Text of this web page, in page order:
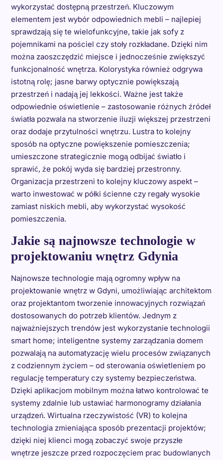
wykorzystać dostępną przestrzeń. Kluczowym
elementem jest wybór odpowiednich mebli – najlepiej
sprawdzają się te wielofunkcyjne, takie jak sofy z
pojemnikami na pościel czy stoły rozkładane. Dzięki nim
można zaoszczędzić miejsce i jednocześnie zwiększyć
funkcjonalność wnętrza. Kolorystyka również odgrywa
istotną rolę; jasne barwy optycznie powiększają
przestrzeń i nadają jej lekkości. Ważne jest także
odpowiednie oświetlenie – zastosowanie różnych źródeł
światła pozwala na stworzenie iluzji większej przestrzeni
oraz dodaje przytulności wnętrzu. Lustra to kolejny
sposób na optyczne powiększenie pomieszczenia;
umieszczone strategicznie mogą odbijać światło i
sprawić, że pokój wyda się bardziej przestronny.
Organizacja przestrzeni to kolejny kluczowy aspekt –
warto inwestować w półki ścienne czy regały wysokie
zamiast niskich mebli, aby wykorzystać wysokość
pomieszczenia.
Jakie są najnowsze technologie w
projektowaniu wnętrz Gdynia
Najnowsze technologie mają ogromny wpływ na
projektowanie wnętrz w Gdyni, umożliwiając architektom
oraz projektantom tworzenie innowacyjnych rozwiązań
dostosowanych do potrzeb klientów. Jednym z
najważniejszych trendów jest wykorzystanie technologii
smart home; inteligentne systemy zarządzania domem
pozwalają na automatyzację wielu procesów związanych
z codziennym życiem – od sterowania oświetleniem po
regulację temperatury czy systemy bezpieczeństwa.
Dzięki aplikacjom mobilnym można łatwo kontrolować te
systemy zdalnie lub ustawiać harmonogramy działania
urządzeń. Wirtualna rzeczywistość (VR) to kolejna
technologia zmieniająca sposób prezentacji projektów;
dzięki niej klienci mogą zobaczyć swoje przyszłe
wnętrze jeszcze przed rozpoczęciem prac budowlanych